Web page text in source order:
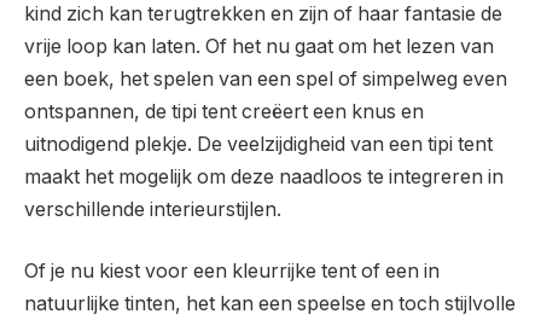
kind zich kan terugtrekken en zijn of haar fantasie de
vrije loop kan laten. Of het nu gaat om het lezen van
een boek, het spelen van een spel of simpelweg even
ontspannen, de tipi tent creëert een knus en
uitnodigend plekje. De veelzijdigheid van een tipi tent
maakt het mogelijk om deze naadloos te integreren in
verschillende interieurstijlen.
Of je nu kiest voor een kleurrijke tent of een in
natuurlijke tinten, het kan een speelse en toch stijlvolle